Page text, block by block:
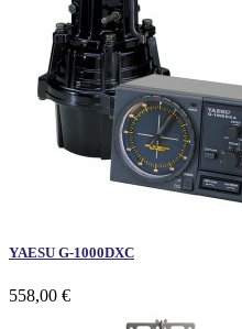
YAESU G-1000DXC
558,00 €